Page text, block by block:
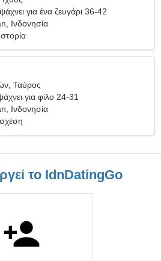
για ένα ζευγάρι 36-42
Ινδονησία
Ταύρος
για φίλο 24-31
Ινδονησία
το IdnDatingGo